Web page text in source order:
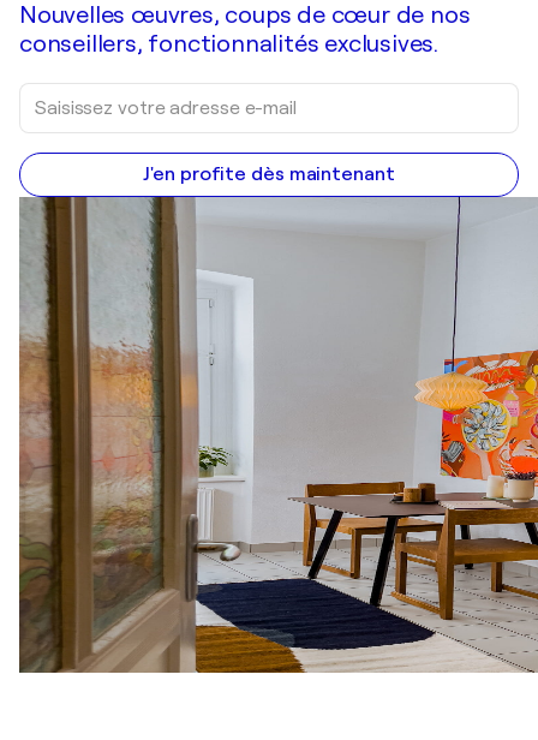
Nouvelles œuvres, coups de cœur de nos
conseillers, fonctionnalités exclusives.
J'en profite dès maintenant